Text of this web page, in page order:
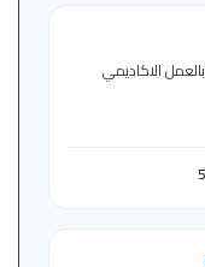
الاكاديمي
5